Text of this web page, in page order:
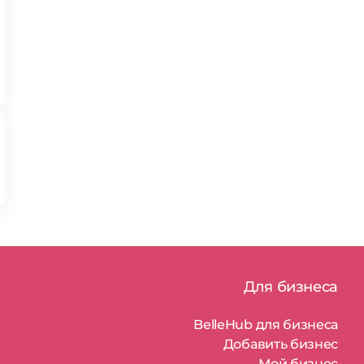
Для бизнеса
BelleHub для бизнеса
Добавить бизнес